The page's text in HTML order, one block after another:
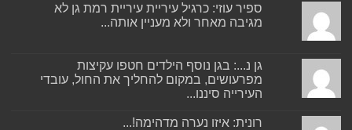
ספיר עוזי: כרגיל עיריית עיריית רמת גן לא
מגיבה מאחר ולא מעניין אותה...
גן נ...: בגן נוסף הילדים חטפו עקיצות
מפרעושים, במקום להחליך את החול, עובדי
העירייה סיננו...
רונית: איזו נערה מדהימה!...